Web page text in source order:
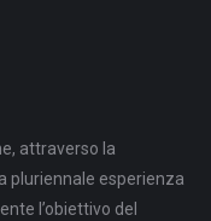
attraverso la
pluriennale esperienza
l’obiettivo del